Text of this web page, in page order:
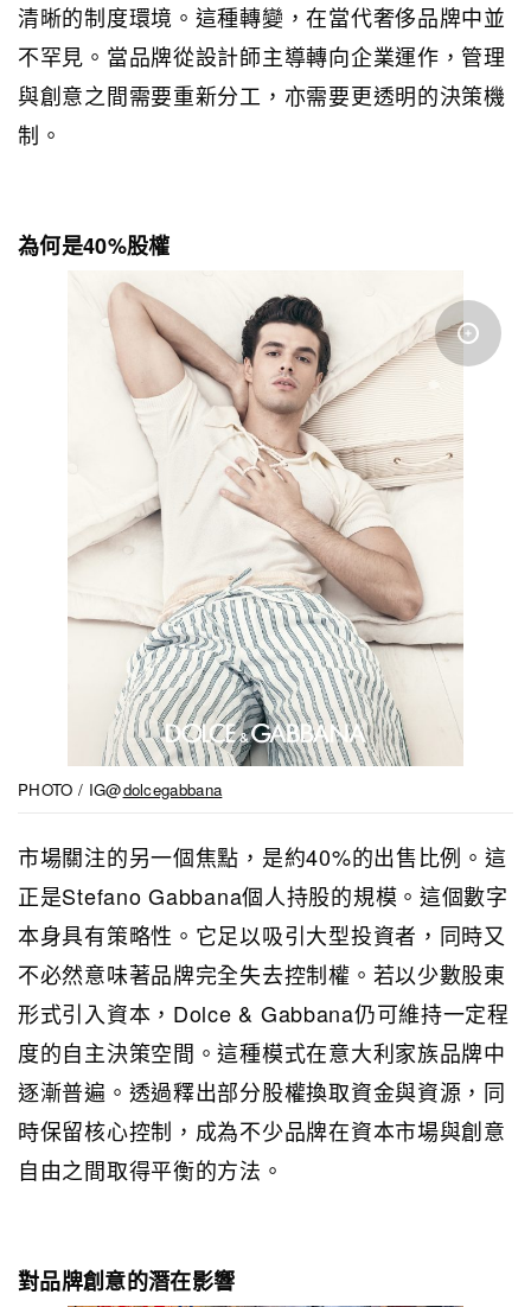
清晰的制度環境。這種轉變，在當代奢侈品牌中並
不罕見。當品牌從設計師主導轉向企業運作，管理
與創意之間需要重新分工，亦需要更透明的決策機
制。
為何是40%股權
PHOTO / IG@dolcegabbana
市場關注的另一個焦點，是約40%的出售比例。這
正是Stefano Gabbana個人持股的規模。這個數字
本身具有策略性。它足以吸引大型投資者，同時又
不必然意味著品牌完全失去控制權。若以少數股東
形式引入資本，Dolce & Gabbana仍可維持一定程
度的自主決策空間。這種模式在意大利家族品牌中
逐漸普遍。透過釋出部分股權換取資金與資源，同
時保留核心控制，成為不少品牌在資本市場與創意
自由之間取得平衡的方法。
對品牌創意的潛在影響